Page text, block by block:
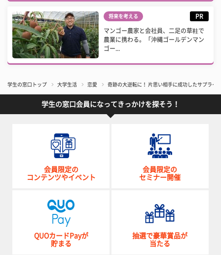
将来を考える PR
マンゴー農家と会社員、二足の草鞋で
農業に携わる。「沖縄ゴールデンマン
ゴー...
学生の窓口トップ 大学生活 恋愛 奇跡の大逆転に！ 片思い相手に成功したサプライ
学生の窓口会員になってきっかけを探そう！
会員限定の
コンテンツやイベント
会員限定の
セミナー開催
QUOカードPayが
貯まる
抽選で豪華賞品が
当たる